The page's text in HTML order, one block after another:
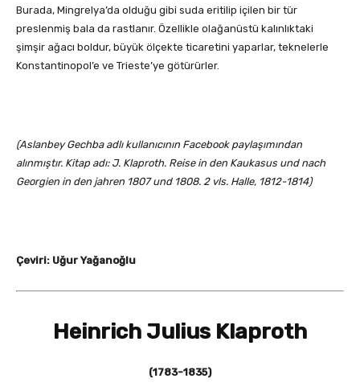
Burada, Mingrelya’da olduğu gibi suda eritilip içilen bir tür
preslenmiş bala da rastlanır. Özellikle olağanüstü kalınlıktaki
şimşir ağacı boldur, büyük ölçekte ticaretini yaparlar, teknelerle
Konstantinopol’e ve Trieste’ye götürürler.
(Aslanbey Gechba adlı kullanıcının Facebook paylaşımından
alınmıştır. Kitap adı: J. Klaproth. Reise in den Kaukasus und nach
Georgien in den jahren 1807 und 1808. 2 vls. Halle, 1812-1814)
Çeviri: Uğur Yağanoğlu
Heinrich Julius Klaproth
(1783-1835)